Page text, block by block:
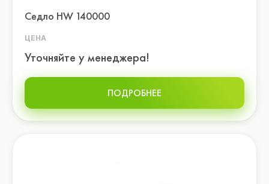
Седло HW 140000
ЦЕНА
Уточняйте у менеджера!
ПОДРОБНЕЕ